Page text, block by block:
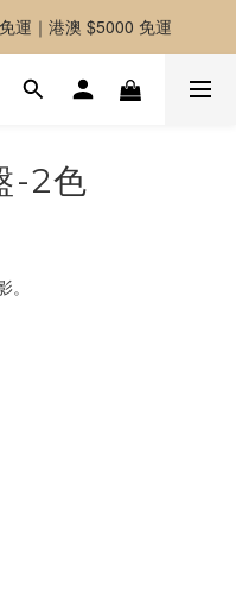
好友獲取優惠券
運｜港澳 $5000 免運
好友獲取優惠券
-2色